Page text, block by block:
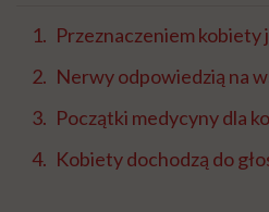
Przeznaczeniem
Nerwy odpowiedzią na
Początki medycyny dla
Kobiety dochodzą do